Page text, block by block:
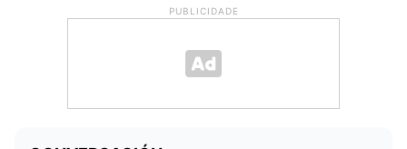
PUBLICIDADE